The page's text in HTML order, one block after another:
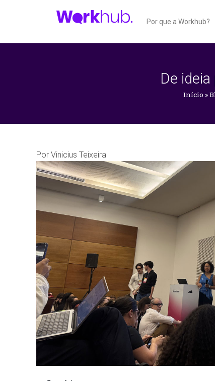
Por que a Workhub?
De
Início »
Por Vinicius Teixeira